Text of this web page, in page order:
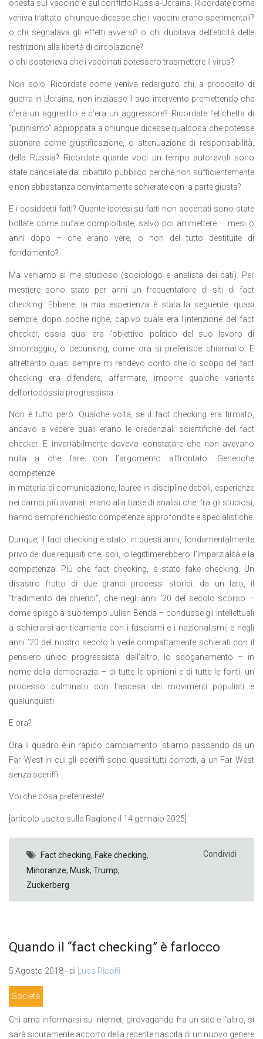
onesta sul vaccino e sul conflitto Russia-Ucraina. Ricordate come
veniva trattato chiunque dicesse che i vaccini erano sperimentali?
o chi segnalava gli effetti avversi? o chi dubitava dell’eticità delle
restrizioni alla libertà di circolazione?
o chi sosteneva che i vaccinati potessero trasmettere il virus?
Non solo. Ricordate come veniva redarguito chi, a proposito di
guerra in Ucraina, non iniziasse il suo intervento premettendo che
c’era un aggredito e c’era un aggressore? Ricordate l’etichetta di
“putinismo” appioppata a chiunque dicesse qualcosa che potesse
suonare come giustificazione, o attenuazione di responsabilità,
della Russia? Ricordate quante voci un tempo autorevoli sono
state cancellate dal dibattito pubblico perché non sufficientemente
e non abbastanza convintamente schierate con la parte giusta?
E i cosiddetti fatti? Quante ipotesi su fatti non accertati sono state
bollate come bufale complottiste, salvo poi ammettere – mesi o
anni dopo – che erano vere, o non del tutto destituite di
fondamento?
Ma veniamo al me studioso (sociologo e analista dei dati). Per
mestiere sono stato per anni un frequentatore di siti di fact
checking. Ebbene, la mia esperienza è stata la seguente: quasi
sempre, dopo poche righe, capivo quale era l’intenzione del fact
checker, ossia qual era l’obiettivo politico del suo lavoro di
smontaggio, o debunking, come ora si preferisce chiamarlo. E
altrettanto quasi sempre mi rendevo conto che lo scopo del fact
checking era difendere, affermare, imporre qualche variante
dell’ortodossia progressista.
Non è tutto però. Qualche volta, se il fact checking era firmato,
andavo a vedere quali erano le credenziali scientifiche del fact
checker. E invariabilmente dovevo constatare che non avevano
nulla a che fare con l’argomento affrontato. Generiche
competenze
in materia di comunicazione, lauree in discipline deboli, esperienze
nei campi più svariati erano alla base di analisi che, fra gli studiosi,
hanno sempre richiesto competenze approfondite e specialistiche.
Dunque, il fact checking è stato, in questi anni, fondamentalmente
privo dei due requisiti che, soli, lo legittimerebbero: l’imparzialità e la
competenza. Più che fact checking, è stato fake checking. Un
disastro frutto di due grandi processi storici: da un lato, il
“tradimento dei chierici”, che negli anni ’20 del secolo scorso –
come spiegò a suo tempo Julien Benda – condusse gli intellettuali
a schierarsi acriticamente con i fascismi e i nazionalismi, e negli
anni ’20 del nostro secolo li vede compattamente schierati con il
pensiero unico progressista; dall’altro, lo sdoganamento – in
nome della democrazia – di tutte le opinioni e di tutte le fonti, un
processo culminato con l’ascesa dei movimenti populisti e
qualunquisti.
E ora?
Ora il quadro è in rapido cambiamento: stiamo passando da un
Far West in cui gli sceriffi sono quasi tutti corrotti, a un Far West
senza sceriffi.
Voi che cosa preferireste?
[articolo uscito sulla Ragione il 14 gennaio 2025]
Fact checking, Fake checking,
Minoranze, Musk, Trump,
Zuckerberg
Condividi
Quando il “fact checking” è farlocco
5 Agosto 2018 - di Luca Ricolfi
Società
Chi ama informarsi su internet, girovagando fra un sito e l’altro, si
sarà sicuramente accorto della recente nascita di un nuovo genere